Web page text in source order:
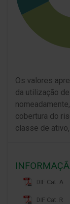
Os valores
da utilização
cobertura do
classe de
DIF Cat. A
DIF Cat. R